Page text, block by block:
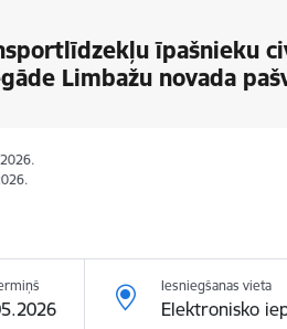
īpašnieku
Limbažu novada
Iesniegšanas vieta
Elektronisko